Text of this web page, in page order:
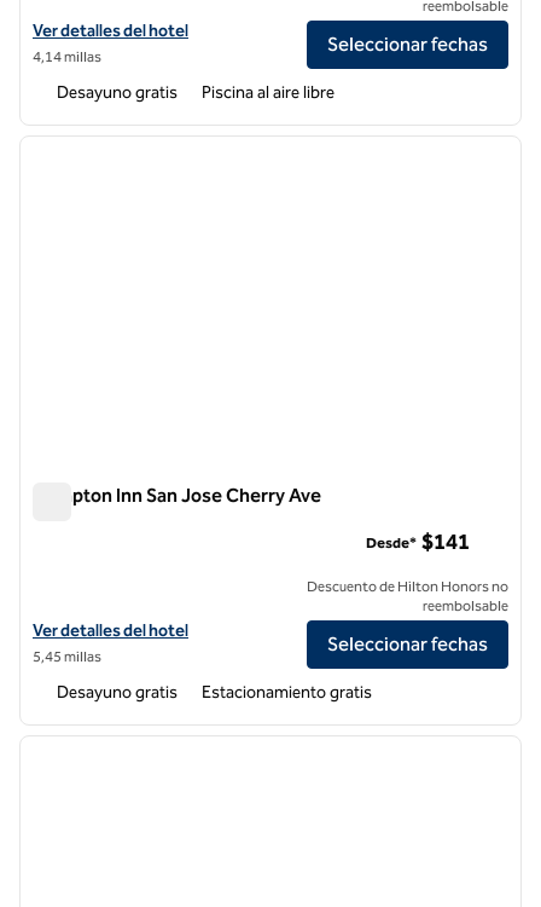
Ver detalles del hotel Homewood Suites by Hilton San Jose Airport-
Ver detalles del hotel
4,14 millas
reembolsable
Seleccionar fechas
Desayuno gratis Piscina al aire libre
1 de 10
Hampton Inn San Jose Cherry Ave
Ver detalles del hotel Hampton Inn San Jose Cherry Ave
Ver detalles del hotel
5,45 millas
Desde* $141
Descuento de Hilton Honors no
reembolsable
Seleccionar fechas
Desayuno gratis Estacionamiento gratis
1 de 12